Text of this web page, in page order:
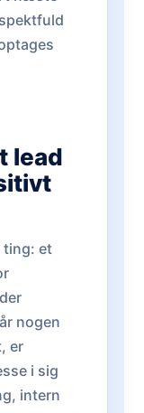
lead
ting: et
nogen
er
i sig
intern